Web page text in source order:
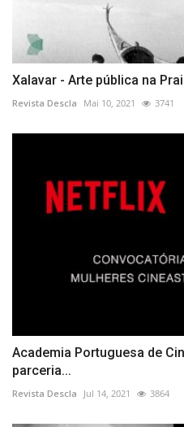
Xalavar - Arte pública na
Revista Descla Mai 10, 2021 3741
Academia Portuguesa de
parceria...
Revista Descla Jul 14, 2021 3864